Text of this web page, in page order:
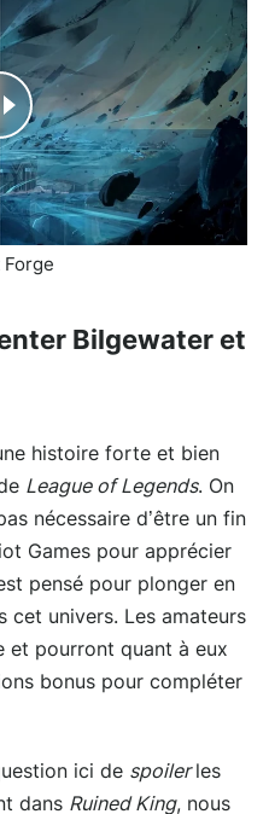
Bilgewater et
histoire forte et bien
League of Legends. On
nécessaire d’être un fin
Games pour apprécier
pensé pour plonger en
cet univers. Les amateurs
et pourront quant à eux
bonus pour compléter
ici de spoiler les
dans Ruined King, nous